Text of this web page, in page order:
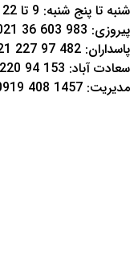
شنبه تا پنج شنبه: 9 تا 22
پیروزی: 983 603 36 021
پاسداران: 482 97 227 021
سعادت آباد: 153 94 220 021
مدیریت: 1457 408 0919